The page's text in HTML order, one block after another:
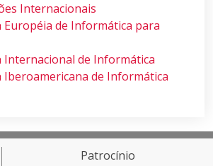
Internacionais
Européia de Informática para
Internacional de Informática
Iberoamericana de Informática
Patrocínio